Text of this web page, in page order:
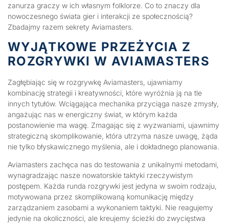
zanurza graczy w ich własnym folklorze. Co to znaczy dla
nowoczesnego świata gier i interakcji ze społecznością?
Zbadajmy razem sekrety Aviamasters.
WYJĄTKOWE PRZEŻYCIA Z
ROZGRYWKI W AVIAMASTERS
Zagłębiając się w rozgrywkę Aviamasters, ujawniamy
kombinację strategii i kreatywności, które wyróżnia ją na tle
innych tytułów. Wciągająca mechanika przyciąga nasze zmysły,
angażując nas w energiczny świat, w którym każda
postanowienie ma wagę. Zmagając się z wyzwaniami, ujawnimy
strategiczną skomplikowanie, która utrzyma nasze uwagę, żąda
nie tylko błyskawicznego myślenia, ale i dokładnego planowania.
Aviamasters zachęca nas do testowania z unikalnymi metodami,
wynagradzając nasze nowatorskie taktyki rzeczywistym
postępem. Każda runda rozgrywki jest jedyna w swoim rodzaju,
motywowana przez skomplikowaną komunikację między
zarządzaniem zasobami a wykonaniem taktyki. Nie reagujemy
jedynie na okoliczności, ale kreujemy ścieżki do zwycięstwa